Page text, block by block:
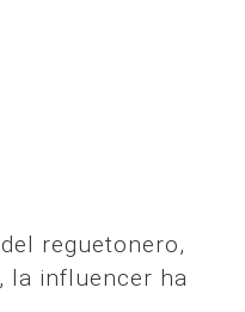
reguetonero,
la influencer ha